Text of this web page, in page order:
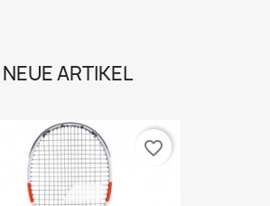
NEUE ARTIKEL
favorite_border